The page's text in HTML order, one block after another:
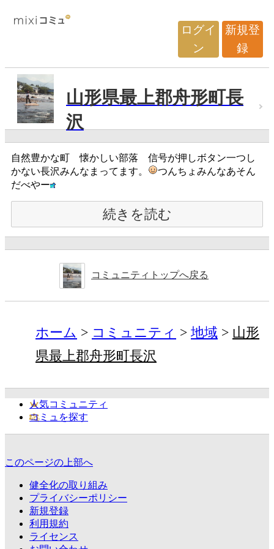
ログイ
ン
新規登
録
山形県最上郡舟形町長
沢
自然豊かな町 懐かしい部落 信号が押しボタン一つし
かない長沢みんなまってます。
つんちょみんなあそん
だべやー
続きを読む
コミュニティトップへ戻る
ホーム コミュニティ 地域
山形
県最上郡舟形町長沢
人気コミュニティ
コミュを探す
このページの上部へ
健全化の取り組み
プライバシーポリシー
新規登録
利用規約
ライセンス